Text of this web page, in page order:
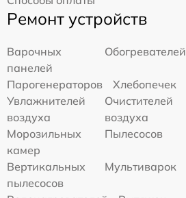
Ремонт устройств
Варочных
панелей
Обогревателей
Парогенераторов
Хлебопечек
Увлажнителей
воздуха
Очистителей
воздуха
Морозильных
камер
Пылесосов
Вертикальных
пылесосов
Мультиварок